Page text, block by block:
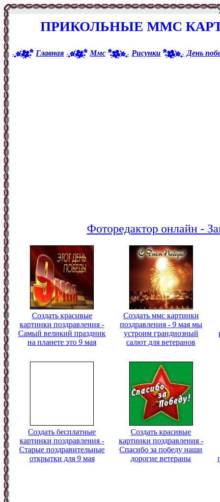
ПРИКОЛЬНЫЕ ММС
Главная Ммс Рисунки День
Фоторедактор онлайн -
Создать красивые
картинки поздравления -
Самый великий праздник
на планете это 9 мая
Создать ммс картинки
поздравления - 9 мая мы
устроим грандиозный
салют для ветеранов
Создать бесплатные
картинки поздравления -
Старые поздравительные
открытки для 9 мая
Создать красивые
картинки поздравления -
Спасибо за победу наши
дорогие ветераны